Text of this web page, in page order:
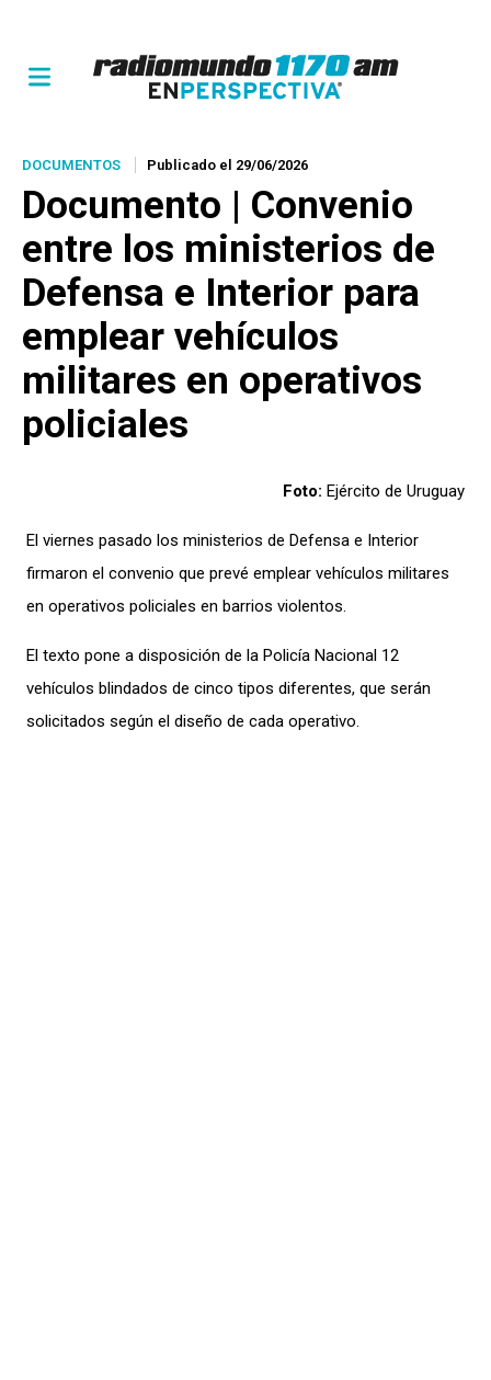
DOCUMENTOS Publicado el 29/06/2026
Documento | Convenio
entre los ministerios de
Defensa e Interior para
emplear vehículos
militares en operativos
policiales
Foto: Ejército de Uruguay
El viernes pasado los ministerios de Defensa e Interior
firmaron el convenio que prevé emplear vehículos militares
en operativos policiales en barrios violentos.
El texto pone a disposición de la Policía Nacional 12
vehículos blindados de cinco tipos diferentes, que serán
solicitados según el diseño de cada operativo.